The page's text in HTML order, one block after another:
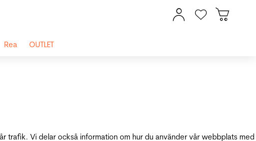
trafik. Vi delar också information om hur du använder vår webbplats med
Rea OUTLET